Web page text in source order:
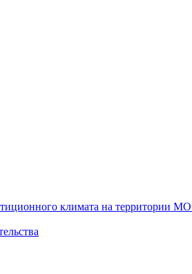
климата на территории